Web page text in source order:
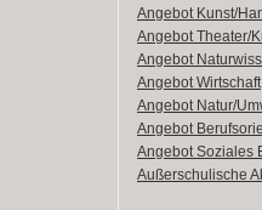
Angebot Kunst/
Angebot Theater/
Angebot
Angebot Wirtschaft
Angebot Natur/
Angebot
Angebot Soziales
Außerschulische